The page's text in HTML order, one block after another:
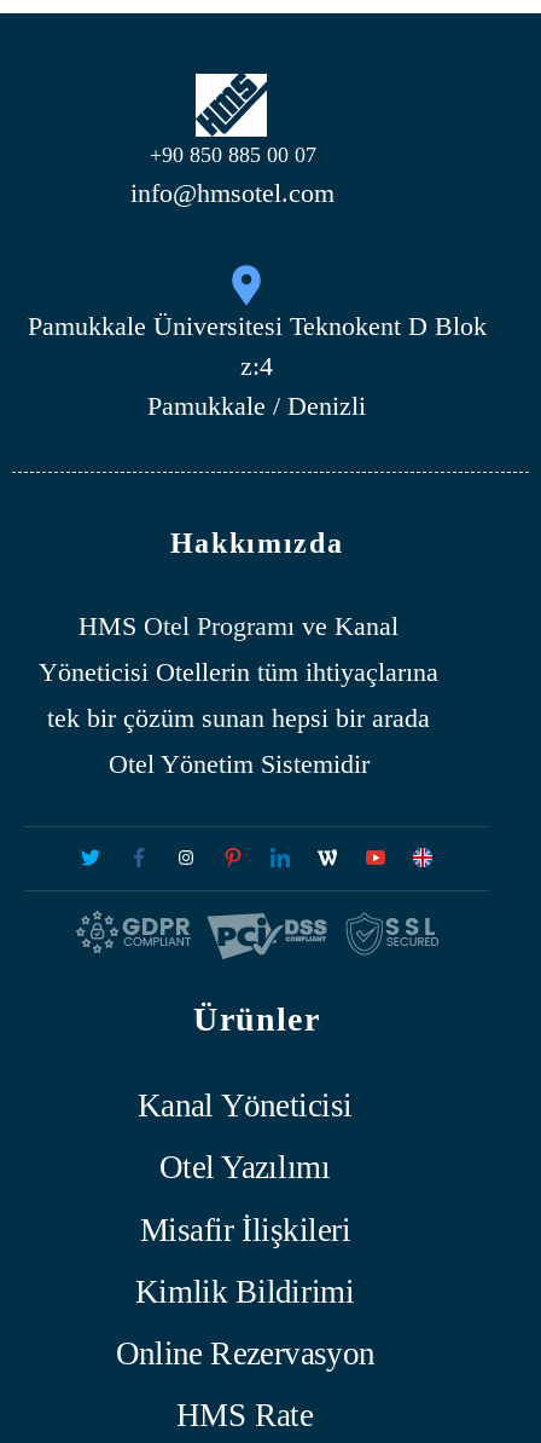
+90 850 885 00 07
info@hmsotel.com
Pamukkale Üniversitesi Teknokent D Blok
z:4
Pamukkale / Denizli
Hakkımızda
HMS Otel Programı ve Kanal
Yöneticisi Otellerin tüm ihtiyaçlarına
tek bir çözüm sunan hepsi bir arada
Otel Yönetim Sistemidir
Ürünler
Kanal Yöneticisi
Otel Yazılımı
Misafir İlişkileri
Kimlik Bildirimi
Online Rezervasyon
HMS Rate